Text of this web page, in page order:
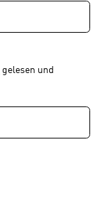
gelesen und